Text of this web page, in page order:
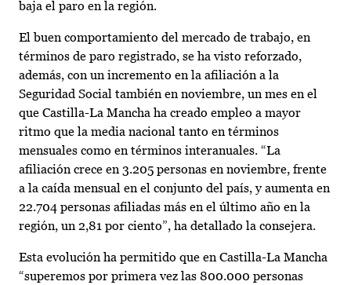
baja el paro en la región.
El buen comportamiento del mercado de trabajo, en
términos de paro registrado, se ha visto reforzado,
además, con un incremento en la afiliación a la
Seguridad Social también en noviembre, un mes en el
que Castilla-La Mancha ha creado empleo a mayor
ritmo que la media nacional tanto en términos
mensuales como en términos interanuales. “La
afiliación crece en 3.205 personas en noviembre, frente
a la caída mensual en el conjunto del país, y aumenta en
22.704 personas afiliadas más en el último año en la
región, un 2,81 por ciento”, ha detallado la consejera.
Esta evolución ha permitido que en Castilla-La Mancha
“superemos por primera vez las 800.000 personas